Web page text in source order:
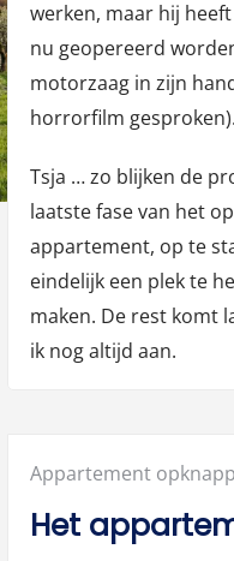
werken, maar hij
nu geopereerd
motorzaag in zijn
horrorfilm gesproken).
Tsja … zo blijken de
laatste fase van het
appartement, op te
eindelijk een plek te
maken. De rest komt
ik nog altijd aan.
Posted
in:
Appartement
Het